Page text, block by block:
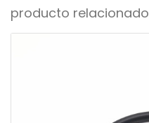
producto relacionado